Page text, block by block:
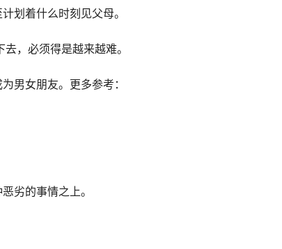
划着什么时刻见父母。
，必须得是越来越难。
男女朋友。更多参考：
劣的事情之上。